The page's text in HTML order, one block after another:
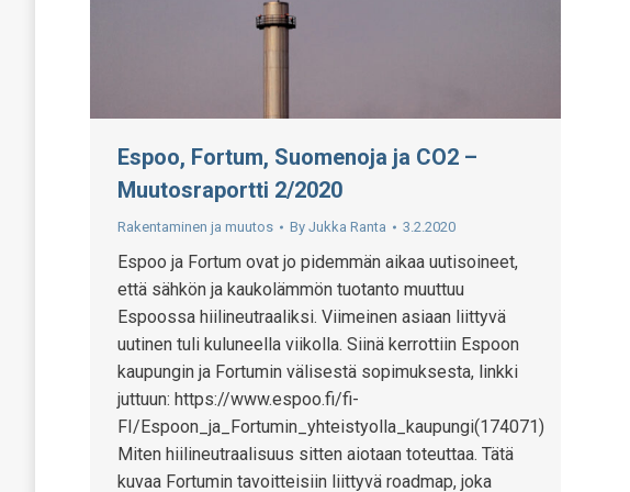
Espoo, Fortum, Suomenoja ja CO2 –
Muutosraportti 2/2020
Rakentaminen ja muutos By Jukka Ranta 3.2.2020
Espoo ja Fortum ovat jo pidemmän aikaa uutisoineet,
että sähkön ja kaukolämmön tuotanto muuttuu
Espoossa hiilineutraaliksi. Viimeinen asiaan liittyvä
uutinen tuli kuluneella viikolla. Siinä kerrottiin Espoon
kaupungin ja Fortumin välisestä sopimuksesta, linkki
juttuun: https://www.espoo.fi/fi-
FI/Espoon_ja_Fortumin_yhteistyolla_kaupungi(174071)
Miten hiilineutraalisuus sitten aiotaan toteuttaa. Tätä
kuvaa Fortumin tavoitteisiin liittyvä roadmap, joka